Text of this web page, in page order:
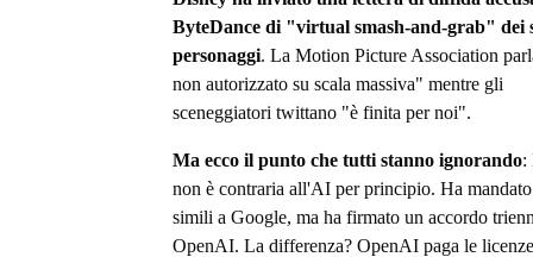
ByteDance di "virtual smash-and-grab" dei
personaggi. La Motion Picture Association
non autorizzato su scala massiva" mentre gli
sceneggiatori twittano "è finita per noi".
Ma ecco il punto che tutti stanno ignorando:
non è contraria all'AI per principio. Ha
simili a Google, ma ha firmato un accordo
OpenAI. La differenza? OpenAI paga le